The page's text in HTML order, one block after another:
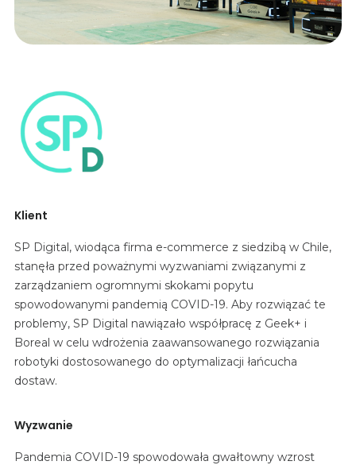
Klient
SP Digital, wiodąca firma e-commerce z siedzibą w Chile,
stanęła przed poważnymi wyzwaniami związanymi z
zarządzaniem ogromnymi skokami popytu
spowodowanymi pandemią COVID-19. Aby rozwiązać te
problemy, SP Digital nawiązało współpracę z Geek+ i
Boreal w celu wdrożenia zaawansowanego rozwiązania
robotyki dostosowanego do optymalizacji łańcucha
dostaw.
Wyzwanie
Pandemia COVID-19 spowodowała gwałtowny wzrost